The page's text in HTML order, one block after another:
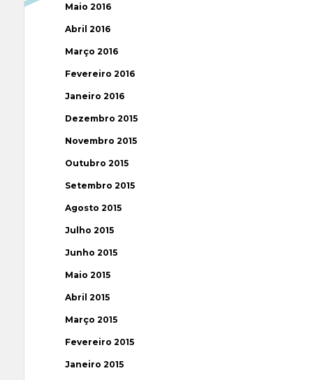
Maio 2016
Abril 2016
Março 2016
Fevereiro 2016
Janeiro 2016
Dezembro 2015
Novembro 2015
Outubro 2015
Setembro 2015
Agosto 2015
Julho 2015
Junho 2015
Maio 2015
Abril 2015
Março 2015
Fevereiro 2015
Janeiro 2015